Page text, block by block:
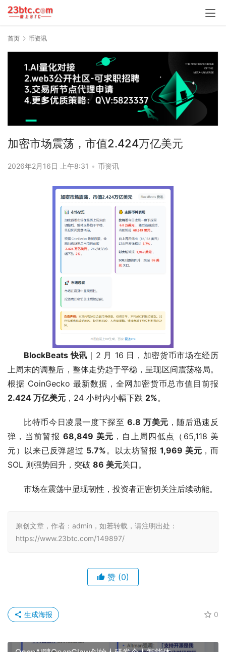
首页 币资讯
加密市场震荡，市值2.424万亿美元
2026年2月16日 上午8:31 • 币资讯
BlockBeats 快讯 ｜2 月 16 日，加密货币市场在经历
上周末的调整后，整体走势趋于平稳，呈现区间震荡格局。
2.424 万亿美元 ，24 小时内小幅下跌 2%。
比特币今日凌晨一度下探至 6.8 万美元 ，随后迅速反
弹，当前暂报 68,849 美元 ，自上周四低点（65,118 美
元）以来已反弹超过 5.7% 。以太坊暂报 1,969 美元 ，而
SOL 则强势回升，突破 86 美元关口。
市场在震荡中显现韧性，投资者正密切关注后续动能。
原创文章，作者：admin，如若转载，请注明出处：
https://www.23btc.com/149897/
赞 (0)
0
生成海报